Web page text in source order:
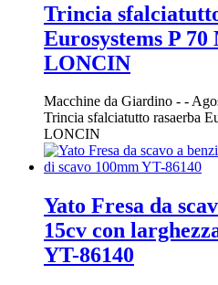
Trincia
Eurosystems P
LONCIN
Macchine da Giardino - -
Trincia sfalciatutto rasaerba
LONCIN
Yato Fresa da
15cv con
YT-86140